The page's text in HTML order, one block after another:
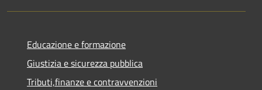
Educazione e formazione
Giustizia e sicurezza pubblica
Tributi,finanze e contravvenzioni